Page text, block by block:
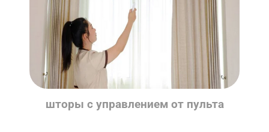
шторы c управлением от пульта